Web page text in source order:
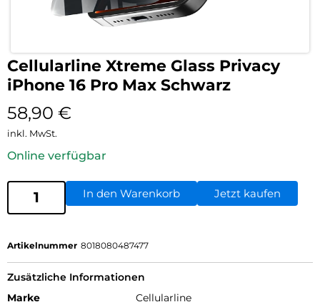
Cellularline Xtreme Glass Privacy
iPhone 16 Pro Max Schwarz
58,90 €
inkl. MwSt.
Online verfügbar
In den Warenkorb Jetzt kaufen
Artikelnummer 8018080487477
Zusätzliche Informationen
Marke
Cellularline